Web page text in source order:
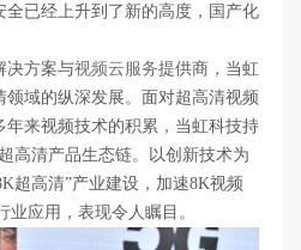
全已经上升到了新的高度，国产化
决方案与视频云服务提供商，当虹
域的纵深发展。面对超高清视频
年来视频技术的积累，当虹科技持
高清产品生态链。以创新技术为
超高清”产业建设，加速8K视频
业应用，表现令人瞩目。